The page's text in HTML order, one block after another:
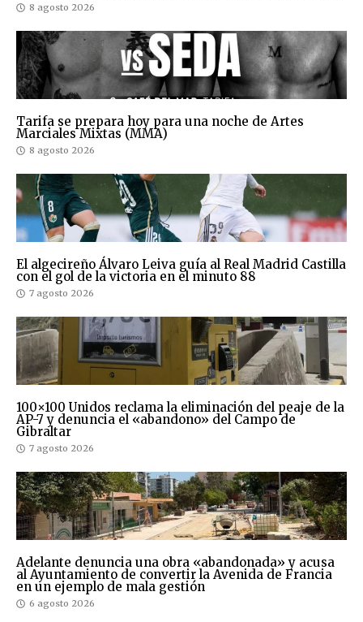
8 agosto 2026
Tarifa se prepara hoy para una noche de Artes
Marciales Mixtas (MMA)
8 agosto 2026
El algecireño Álvaro Leiva guía al Real Madrid Castilla
con el gol de la victoria en el minuto 88
7 agosto 2026
100×100 Unidos reclama la eliminación del peaje de la
AP-7 y denuncia el «abandono» del Campo de
Gibraltar
7 agosto 2026
Adelante denuncia una obra «abandonada» y acusa
al Ayuntamiento de convertir la Avenida de Francia
en un ejemplo de mala gestión
6 agosto 2026